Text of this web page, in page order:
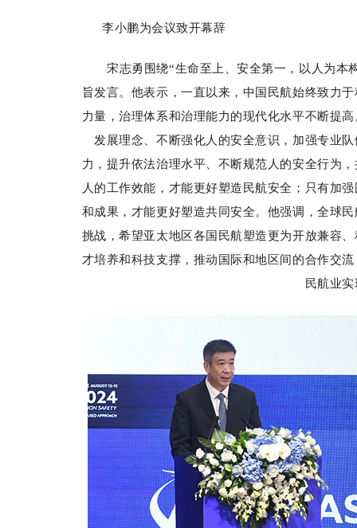
李小鹏为会议致开幕辞
宋志勇围绕“生命至上、安全第一，以人为本
旨发言。他表示，一直以来，中国民航始终致力
力量，治理体系和治理能力的现代化水平不断提
发展理念、不断强化人的安全意识，加强专业
力，提升依法治理水平、不断规范人的安全行为
人的工作效能，才能更好塑造民航安全；只有加
和成果，才能更好塑造共同安全。他强调，全球
挑战，希望亚太地区各国民航塑造更为开放兼容
才培养和科技支撑，推动国际和地区间的合作交
民航业